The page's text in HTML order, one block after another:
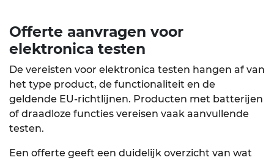
Offerte aanvragen voor
elektronica testen
De vereisten voor elektronica testen hangen af van
het type product, de functionaliteit en de
geldende EU-richtlijnen. Producten met batterijen
of draadloze functies vereisen vaak aanvullende
testen.
Een offerte geeft een duidelijk overzicht van wat